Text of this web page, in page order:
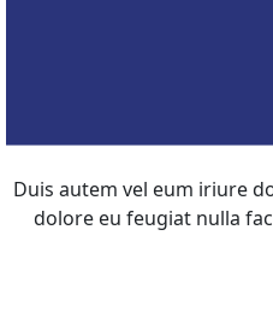
Duis autem vel eum iriure
dolore eu feugiat nulla